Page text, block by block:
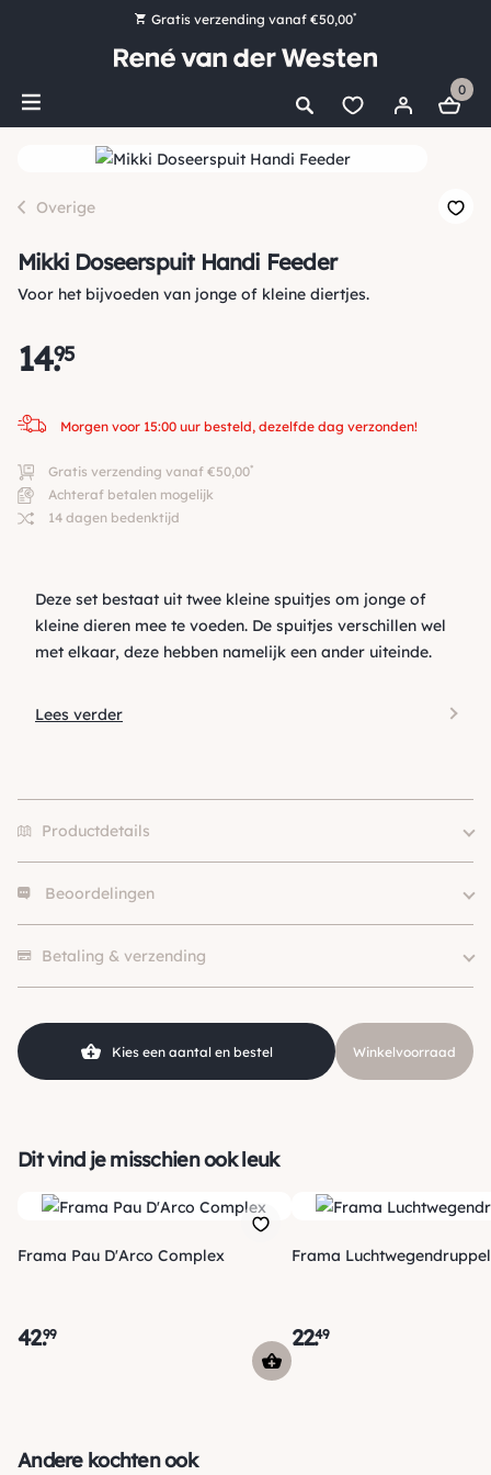
Gratis verzending vanaf €50,00*
Bestel nu, betaal later met Klarna
Ruim 16.000 artikelen op voorraad
0
Overige
Mikki Doseerspuit Handi Feeder
Voor het bijvoeden van jonge of kleine diertjes.
14.
95
Morgen voor 15:00 uur besteld, dezelfde dag verzonden!
Gratis verzending vanaf €50,00*
Achteraf betalen mogelijk
14 dagen bedenktijd
Deze set bestaat uit twee kleine spuitjes om jonge of
kleine dieren mee te voeden. De spuitjes verschillen wel
met elkaar, deze hebben namelijk een ander uiteinde.
Lees verder
Productdetails
Beoordelingen
Betaling & verzending
ontvangt een track & trace code van ons zodat je je pakketje
Kies een aantal en bestel Winkelvoorraad
Dit vind je misschien ook leuk
Frama Pau D'Arco Complex
42.99
Frama
22.49
Andere kochten ook